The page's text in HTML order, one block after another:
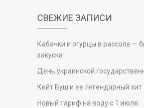
СВЕЖИЕ ЗАПИСИ
Кабачки и огурцы в рассоле —
закуска
День украинской
Кейт Буш и ее легендарный хит
Новый тариф на воду с 1 июля